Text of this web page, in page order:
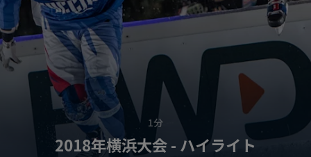
1分
2018年横浜大会 - ハイライト